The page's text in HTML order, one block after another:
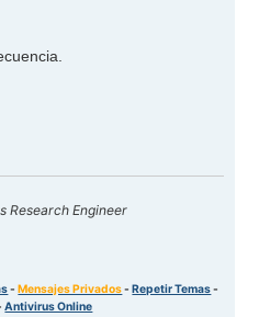
Research Engineer
-Mensajes Privados-Repetir Temas-
Antivirus Online